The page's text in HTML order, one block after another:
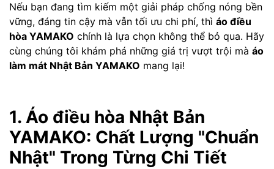
Nếu bạn đang tìm kiếm một giải pháp chống nóng bền
vững, đáng tin cậy mà vẫn tối ưu chi phí, thì áo điều
hòa YAMAKO chính là lựa chọn không thể bỏ qua. Hãy
cùng chúng tôi khám phá những giá trị vượt trội mà áo
làm mát Nhật Bản YAMAKO mang lại!
1. Áo điều hòa Nhật Bản
YAMAKO: Chất Lượng "Chuẩn
Nhật" Trong Từng Chi Tiết